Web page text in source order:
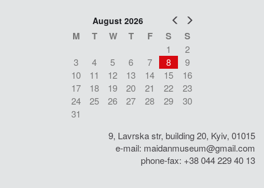
Prev
August 2026
M T W T F S S
1
2
3
4 5 6 7 8
9
10
11 12 13 14 15
16
17
18 19 20 21 22
23
24
25 26 27 28 29
30
31
9, Lavrska str, building 20, Kyiv, 01015
e-mail: maidanmuseum@gmail.com
phone-fax: +38 044 229 40 13